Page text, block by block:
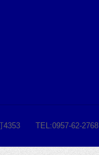
TEL:0957-62-2768